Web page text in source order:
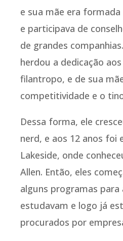
e sua mãe era
e participava de
de grandes
herdou a dedicação
filantropo, e de sua
competitividade e o
Dessa forma, ele
nerd, e aos 12 anos foi
Lakeside, onde
Allen. Então, eles
alguns programas para
estudavam e logo já
procurados por